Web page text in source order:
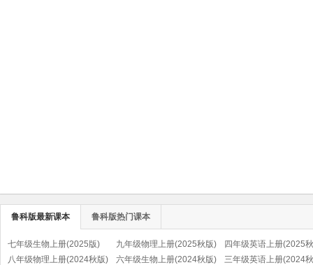
鲁科版最新课本 鲁科版热门课本
七年级生物上册(2025版) 九年级物理上册(2025秋版)
四年级英语上册(2025
八年级物理上册(2024秋版)
六年级生物上册(2024秋版)
三年级英语上册(2024